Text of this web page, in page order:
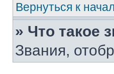
Вернуться к
» Что такое
Звания,